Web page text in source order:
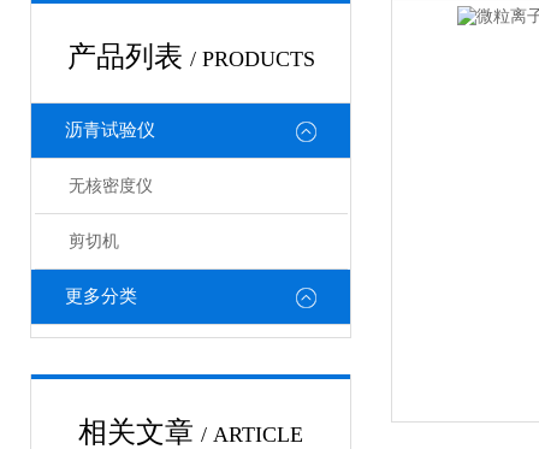
产品列表 / PRODUCTS
沥青试验仪
无核密度仪
剪切机
更多分类
相关文章 / ARTICLE